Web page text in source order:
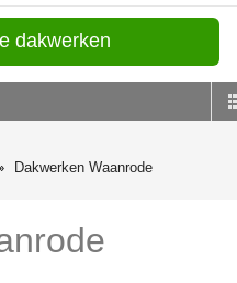
dakwerken
Dakwerken Waanrode